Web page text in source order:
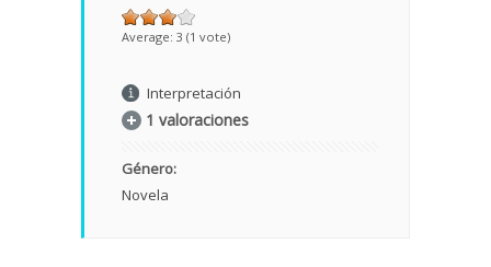
Average: 3 (1 vote)
Interpretación
1 valoraciones
Género:
Novela